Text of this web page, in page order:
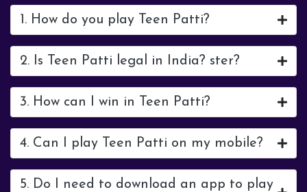
1. How do you play Teen Patti?
2. Is Teen Patti legal in India? ster?
3. How can I win in Teen Patti?
4. Can I play Teen Patti on my mobile?
5. Do I need to download an app to play